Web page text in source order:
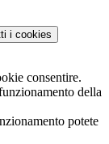
i cookies
consentire.
della
potete